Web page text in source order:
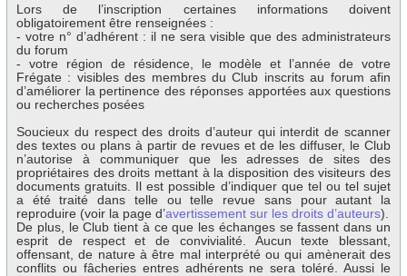
Lors de l’inscription certaines informations doivent
obligatoirement être renseignées :
- votre n° d’adhérent : il ne sera visible que des administrateurs
du forum
- votre région de résidence, le modèle et l’année de votre
Frégate : visibles des membres du Club inscrits au forum afin
d’améliorer la pertinence des réponses apportées aux questions
ou recherches posées
Soucieux du respect des droits d’auteur qui interdit de scanner
des textes ou plans à partir de revues et de les diffuser, le Club
n’autorise à communiquer que les adresses de sites des
propriétaires des droits mettant à la disposition des visiteurs des
documents gratuits. Il est possible d’indiquer que tel ou tel sujet
a été traité dans telle ou telle revue sans pour autant la
reproduire (voir la page d’avertissement sur les droits d’auteurs).
De plus, le Club tient à ce que les échanges se fassent dans un
esprit de respect et de convivialité. Aucun texte blessant,
offensant, de nature à être mal interprété ou qui amènerait des
conflits ou fâcheries entres adhérents ne sera toléré. Aussi le